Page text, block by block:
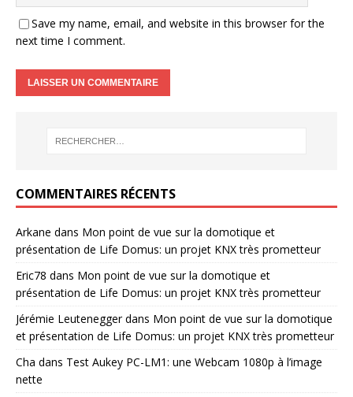
Save my name, email, and website in this browser for the
next time I comment.
COMMENTAIRES RÉCENTS
Arkane dans Mon point de vue sur la domotique et
présentation de Life Domus: un projet KNX très prometteur
Eric78 dans Mon point de vue sur la domotique et
présentation de Life Domus: un projet KNX très prometteur
Jérémie Leuteneggerdans Mon point de vue sur la domotique
et présentation de Life Domus: un projet KNX très prometteur
Cha dans Test Aukey PC-LM1: une Webcam 1080p à l’image
nette